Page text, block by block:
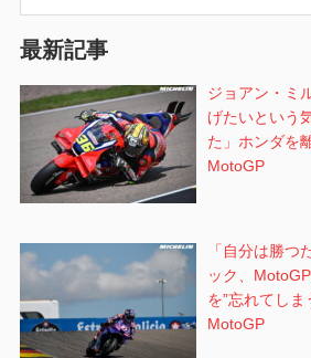
ン
最新記事
ジョアン・ミ
げたいという
た」ホンダを
MotoGP
「自分は勝つ
ック、
を”忘れてしま
MotoGP